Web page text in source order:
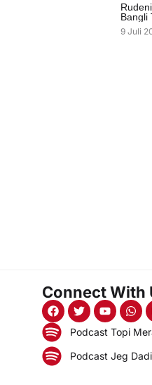
Bangli
9 Juli
Connect With
Podcast Topi
Podcast Jeg